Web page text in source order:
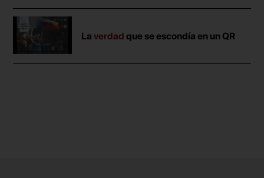
Laverdad que se escondía en un QR